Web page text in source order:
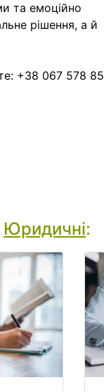
та емоційно
рішення, а й
+38 067 578 85
Юридичні: